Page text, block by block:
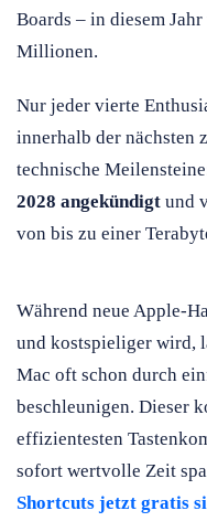
Boards – in diesem
Millionen.
Nur jeder vierte
innerhalb der nächsten
technische
2028 angekündigt und
von bis zu einer
Während neue Apple-
und kostspieliger wird,
Mac oft schon durch
beschleunigen. Dieser
effizientesten
sofort wertvolle Zeit
Shortcuts jetzt gratis